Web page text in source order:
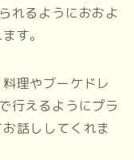
れるようにおおよ
す。
理やブーケドレ
行えるようにプラ
話ししてくれま